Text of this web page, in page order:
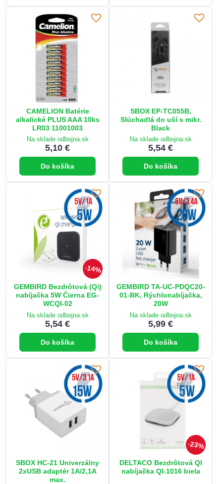
CAMELION Batérie
alkalické PLUS AAA 10ks
LR03 11001003
Na sklade odbojna.sk
5,10 €
Do košíka
SBOX EP-TC055B,
Slúchadlá do uší s mikr.
Black
Na sklade odbojna.sk
5,54 €
Do košíka
14%
GEMBIRD Bezdrôtová (Qi)
nabíjačka 5W Čierna EG-
WCQI-02
Na sklade odbojna.sk
5,54 €
Do košíka
GEMBIRD TA-UC-PDQC20-
01-BK, Rýchlonabíjačka,
20W
Na sklade odbojna.sk
5,99 €
Do košíka
SBOX HC-21 Univerzálny
2xUSB adaptér 1A/2,1A
max.
23%
DELTACO Bezdrôtová QI
nabíjačka QI-1016 biela